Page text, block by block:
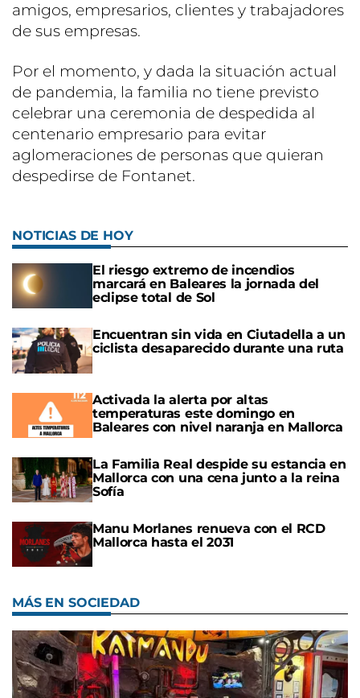
amigos, empresarios, clientes y trabajadores
de sus empresas.
Por el momento, y dada la situación actual
de pandemia, la familia no tiene previsto
celebrar una ceremonia de despedida al
centenario empresario para evitar
aglomeraciones de personas que quieran
despedirse de Fontanet.
NOTICIAS DE HOY
El riesgo extremo de incendios
marcará en Baleares la jornada del
eclipse total de Sol
Encuentran sin vida en Ciutadella a un
ciclista desaparecido durante una ruta
Activada la alerta por altas
temperaturas este domingo en
Baleares con nivel naranja en Mallorca
La Familia Real despide su estancia en
Mallorca con una cena junto a la reina
Sofía
Manu Morlanes renueva con el RCD
Mallorca hasta el 2031
MÁS EN SOCIEDAD